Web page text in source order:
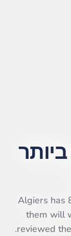
Algiers has
them will
reviewed